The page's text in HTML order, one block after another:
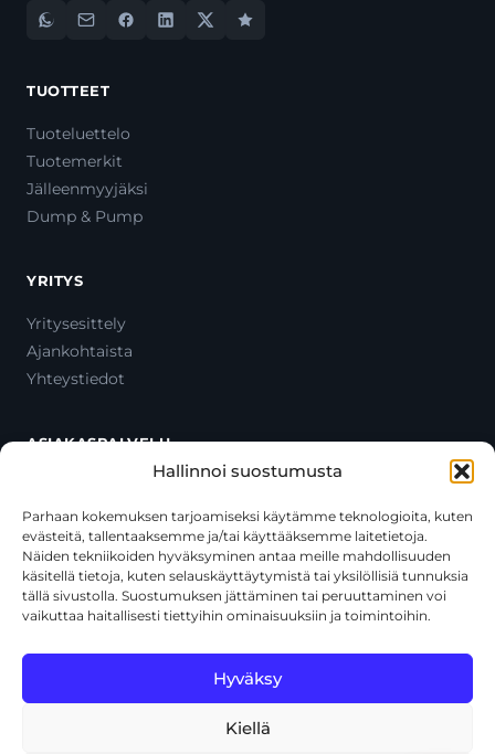
Hallinnoi suostumusta
Parhaan kokemuksen tarjoamiseksi käytämme teknologioita, kuten
evästeitä, tallentaaksemme ja/tai käyttääksemme laitetietoja.
Näiden tekniikoiden hyväksyminen antaa meille mahdollisuuden
käsitellä tietoja, kuten selauskäyttäytymistä tai yksilöllisiä tunnuksia
tällä sivustolla. Suostumuksen jättäminen tai peruuttaminen voi
vaikuttaa haitallisesti tiettyihin ominaisuuksiin ja toimintoihin.
Hyväksy
Kiellä
TUOTTEET
Tuoteluettelo
Tuotemerkit
Jälleenmyyjäksi
Dump & Pump
YRITYS
Yritysesittely
Ajankohtaista
Yhteystiedot
ASIAKASPALVELU
Oma tili
Maksutavat
Toimitustavat
Usein kysytyt kysymykset
+358 44 270 3795
asiakaspalvelu@toolcat.fi